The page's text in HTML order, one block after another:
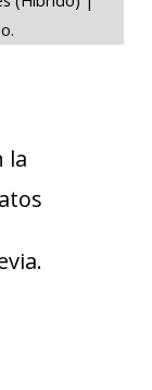
la